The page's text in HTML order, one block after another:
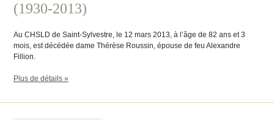
(1930-2013)
Au CHSLD de Saint-Sylvestre, le 12 mars 2013, à l’âge de 82 ans et 3
mois, est décédée dame Thérèse Roussin, épouse de feu Alexandre
Fillion.
Plus de détails »